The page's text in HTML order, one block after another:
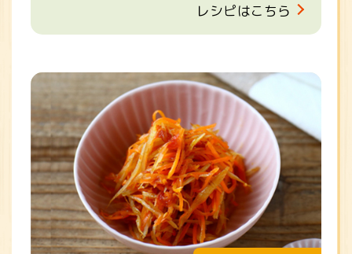
レシピはこちら